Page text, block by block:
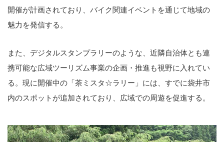
開催が計画されており、バイク関連イベントを通じて地域の
魅力を発信する。
また、デジタルスタンプラリーのような、近隣自治体とも連
携可能な広域ツーリズム事業の企画・推進も視野に入れてい
る。現に開催中の「茶ミスタ☆ラリー」には、すでに袋井市
内のスポットが追加されており、広域での周遊を促進する。